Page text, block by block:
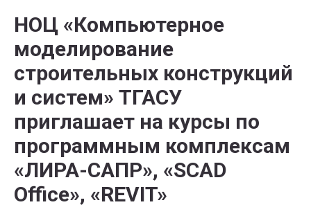
НОЦ «Компьютерное
моделирование
строительных конструкций
и систем» ТГАСУ
приглашает на курсы по
программным комплексам
«ЛИРА-САПР», «SCAD
Office», «REVIT»